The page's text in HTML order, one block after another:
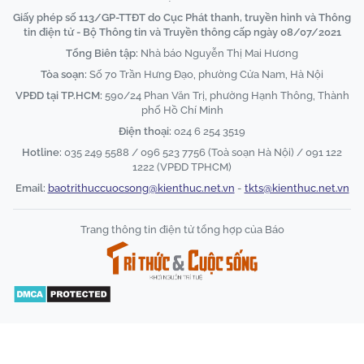
Giấy phép số 113/GP-TTĐT do Cục Phát thanh, truyền hình và Thông
tin điện tử - Bộ Thông tin và Truyền thông cấp ngày 08/07/2021
Tổng Biên tập: Nhà báo Nguyễn Thị Mai Hương
Tòa soạn: Số 70 Trần Hưng Đạo, phường Cửa Nam, Hà Nội
VPĐD tại TP.HCM: 590/24 Phan Văn Trị, phường Hạnh Thông, Thành
phố Hồ Chí Minh
Điện thoại: 024 6 254 3519
Hotline: 035 249 5588 / 096 523 7756 (Toà soạn Hà Nội) / 091 122
1222 (VPĐD TPHCM)
Email: baotrithuccuocsong@kienthuc.net.vn - tkts@kienthuc.net.vn
Trang thông tin điện tử tổng hợp của Báo